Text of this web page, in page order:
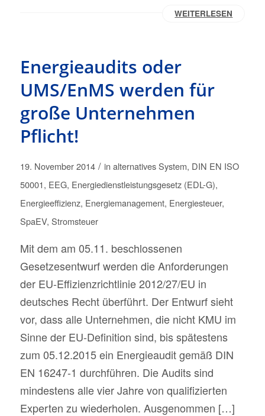
WEITERLESEN
Energieaudits oder
UMS/EnMS werden für
große Unternehmen
Pflicht!
19. November 2014 / in alternatives System, DIN EN ISO
50001, EEG, Energiedienstleistungsgesetz (EDL-G),
Energieeffizienz, Energiemanagement, Energiesteuer,
SpaEV, Stromsteuer
Mit dem am 05.11. beschlossenen
Gesetzesentwurf werden die Anforderungen
der EU-Effizienzrichtlinie 2012/27/EU in
deutsches Recht überführt. Der Entwurf sieht
vor, dass alle Unternehmen, die nicht KMU im
Sinne der EU-Definition sind, bis spätestens
zum 05.12.2015 ein Energieaudit gemäß DIN
EN 16247-1 durchführen. Die Audits sind
mindestens alle vier Jahre von qualifizierten
Experten zu wiederholen. Ausgenommen […]